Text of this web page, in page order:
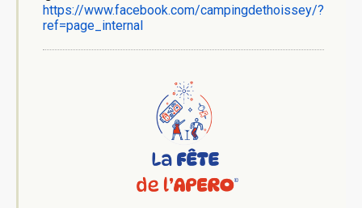
https://www.facebook.com/campingdethoissey/?
ref=page_internal